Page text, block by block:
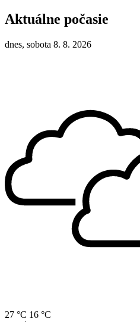
Aktuálne počasie
dnes, sobota 8. 8. 2026
27 °C 16 °C